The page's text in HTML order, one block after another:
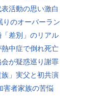
活動の思い激白
りのオーバーラン
差別」のリアル
中症で倒れ死亡
が疑惑巡り謝罪
」実父と初共演
害者家族の苦悩